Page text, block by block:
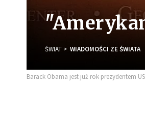
ŚWIAT WIADOMOŚCI ZE ŚWIATA
Barack Obama jest już rok prezydentem